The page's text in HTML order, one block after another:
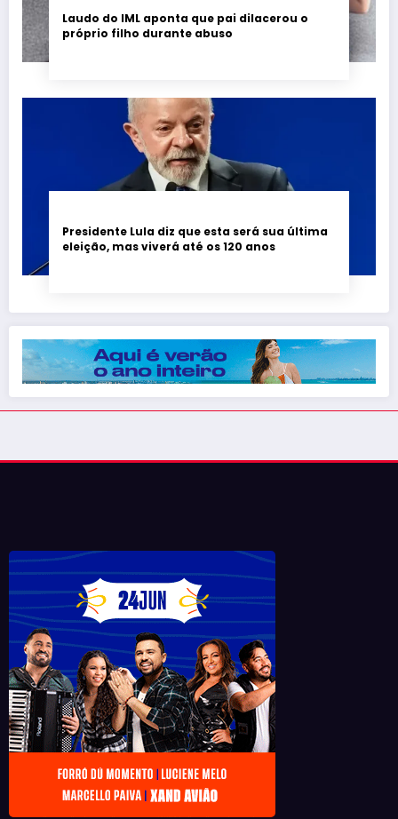
Laudo do IML aponta que pai dilacerou o
próprio filho durante abuso
Presidente Lula diz que esta será sua última
eleição, mas viverá até os 120 anos